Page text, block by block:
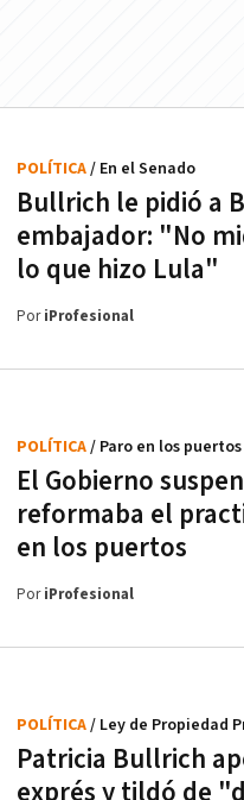
Bullrich le pidió a
embajador: "No
lo que hizo Lula"
POLÍTICA/ En el Senado
PoriProfesional
El Gobierno
reformaba el
en los puertos
POLÍTICA/ Paro en los puertos
PoriProfesional
Patricia Bullrich
exprés y tildó de
POLÍTICA/ Ley de Propiedad